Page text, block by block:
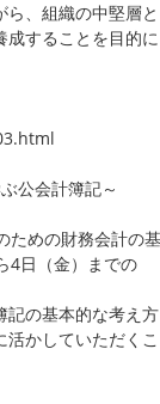
、組織の中堅層と
することを目的に
公会計簿記～
めの財務会計の
日（金）までの
の基本的な考え
かしていただく